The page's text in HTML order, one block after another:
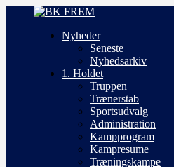
Nyheder
Seneste
Nyhedsarkiv
1. Holdet
Truppen
Trænerstab
Sportsudvalg
Administration
Kampprogram
Kampresume
Træningskampe